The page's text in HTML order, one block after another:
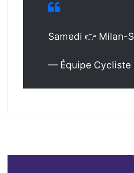
Samedi 👉 Milan-
— Équipe Cycliste